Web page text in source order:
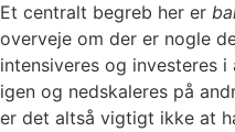
Et centralt begreb her er
overveje om der er nogle
intensiveres og investeres
igen og nedskaleres på
er det altså vigtigt ikke at